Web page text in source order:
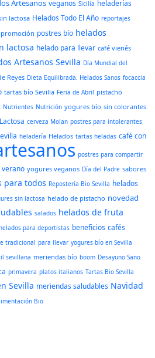
Artesanos veganos Sicilia heladerías
lactosa Helados Todo El Año reportajes
promoción postres bío helados
lactosa helado para llevar café vienés
Artesanos Sevilla Día Mundial del
Reyes Dieta Equilibrada. Helados Sanos focaccia
tartas bío Sevilla Feria de Abril pistacho
Nutrientes Nutrición yogures bío sin colorantes
cerveza Molan postres para intolerantes
heladería Helados tartas heladas café con
postres para compartir
verano yogures veganos Día del Padre sabores
para todos Repostería Bio Sevilla helados
sin lactosa helado de pistacho novedad
salados helados de fruta
para deportistas beneficios cafés
tradicional para llevar yogures bío en Sevilla
sevillana meriendas bío boom Desayuno Sano
primavera platos italianos Tartas Bio Sevilla
Sevilla meriendas saludables Navidad
Bio